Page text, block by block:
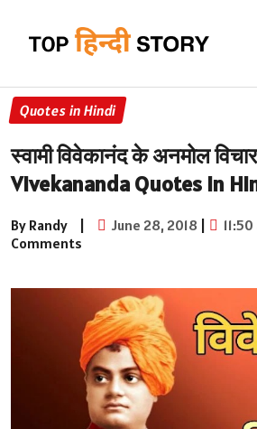
Quotes in Hindi
स्वामी विवेकानंद के अनमोल
Vivekananda Quotes in
By Randy | June 28, 2018 |
Comments